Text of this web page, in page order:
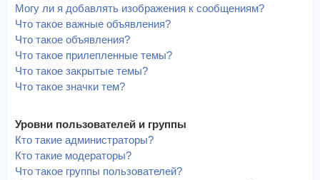
Могу ли я добавлять изображения к сообщениям?
Что такое важные объявления?
Что такое объявления?
Что такое прилепленные темы?
Что такое закрытые темы?
Что такое значки тем?
Уровни пользователей и группы
Кто такие администраторы?
Кто такие модераторы?
Что такое группы пользователей?